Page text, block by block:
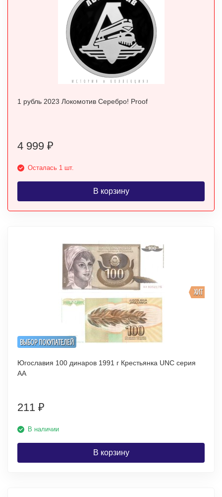
1 рубль 2023 Локомотив Серебро! Proof
4 999 ₽
Осталась 1 шт.
В корзину
ВЫБОР ПОКУПАТЕЛЕЙ
ХИТ
Югославия 100 динаров 1991 г Крестьянка UNC серия
АА
211 ₽
В наличии
В корзину